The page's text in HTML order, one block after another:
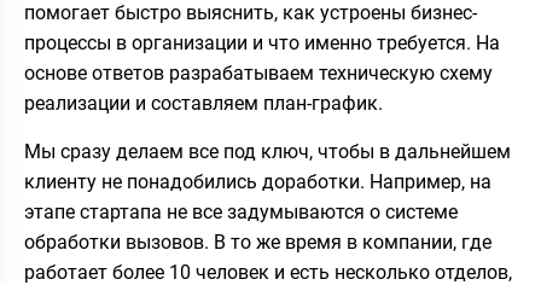
помогает быстро выяснить, как устроены бизнес-
процессы в организации и что именно требуется. На
основе ответов разрабатываем техническую схему
реализации и составляем план-график.
Мы сразу делаем все под ключ, чтобы в дальнейшем
клиенту не понадобились доработки. Например, на
этапе стартапа не все задумываются о системе
обработки вызовов. В то же время в компании, где
работает более 10 человек и есть несколько отделов,